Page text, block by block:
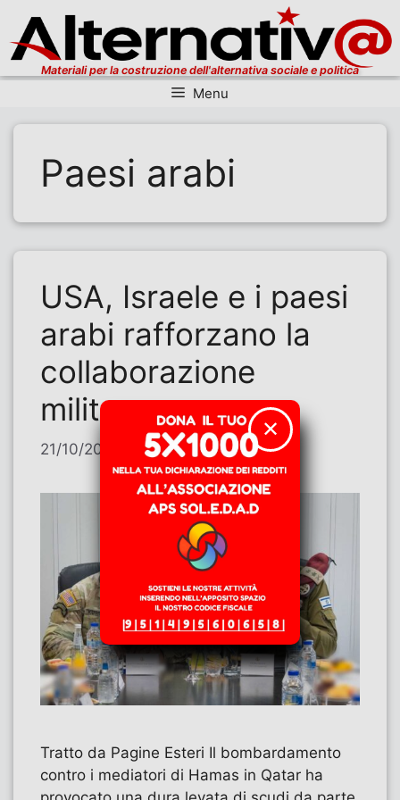
Materiali per la costruzione dell'alternativa sociale e politica
Menu
Paesi arabi
USA, Israele e i paesi
arabi rafforzano la
collaborazione
militare
21/10/2025 Contributi
Tratto da Pagine Esteri Il bombardamento
contro i mediatori di Hamas in Qatar ha
✕